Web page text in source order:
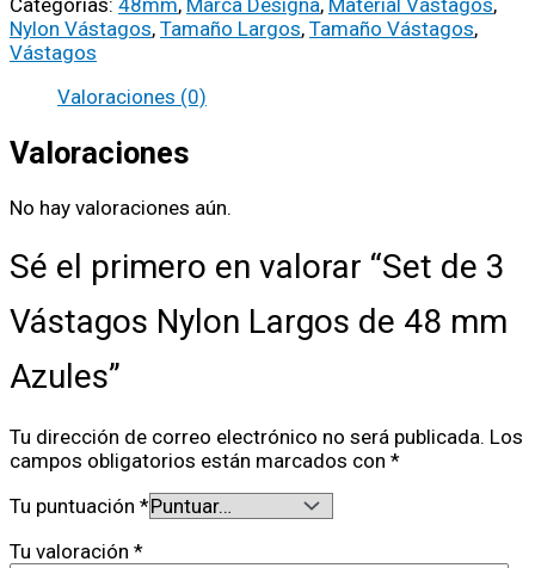
Categorías: 48mm, Marca Designa, Material Vástagos,
Nylon Vástagos, Tamaño Largos, Tamaño Vástagos,
Vástagos
Valoraciones (0)
Valoraciones
No hay valoraciones aún.
Sé el primero en valorar “Set de 3
Vástagos Nylon Largos de 48 mm
Azules”
Tu dirección de correo electrónico no será publicada. Los
campos obligatorios están marcados con *
Tu puntuación *
Tu valoración *